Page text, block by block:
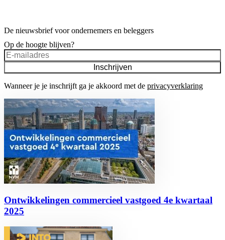
De nieuwsbrief voor ondernemers en beleggers
Op de hoogte blijven?
Inschrijven
Wanneer je je inschrijft ga je akkoord met de privacyverklaring
Ontwikkelingen commercieel vastgoed 4e kwartaal
2025